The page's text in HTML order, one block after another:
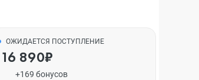
ОЖИДАЕТСЯ ПОСТУПЛЕНИЕ
16 890₽
+169 бонусов